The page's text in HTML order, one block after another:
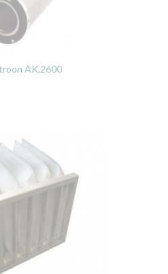
AK.2600